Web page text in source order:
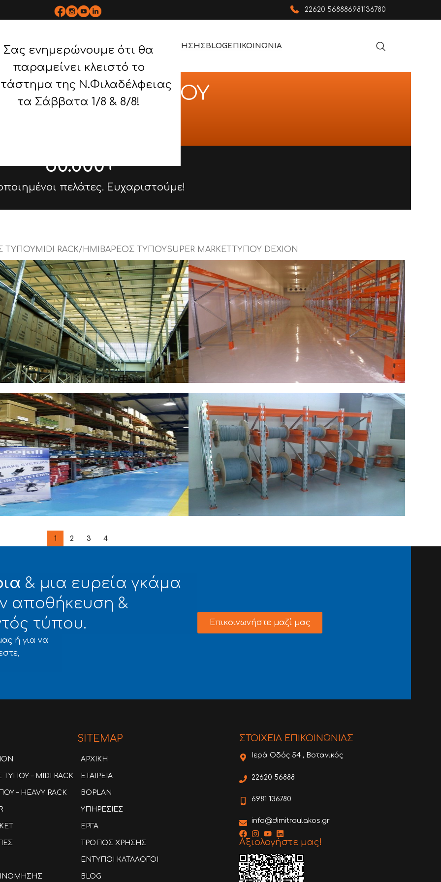
Σας ενημερώνουμε ότι θα
παραμείνει κλειστό το
της Ν.Φιλαδέλφειας
τα Σάββατα 1/8 & 8/8!
22620 568886981136780
BOPLANΥΠΗΡΕΣΙΕΣ ΕΡΓΑ ΤΡΟΠΟΣ ΧΡΗΣΗΣBLOGΕΠΙΚΟΙΝΩΝΙΑ
ΒΑΡΕΟΣ ΤΥΠΟΥ
πελάτες. Ευχαριστούμε!
50.000+
ΤΥΠΟΥ MIDI RACK/ΗΜΙΒΑΡΕΟΣ ΤΥΠΟΥSUPER MARKET ΤΥΠΟΥ DEXION
RACK/ΒΑΡΕΟΣ ΤΥΠΟΥ
Α.Ε. – ΕΜΠΟΡΙΟ ΟΙΚΙΑΚΟΥ
HEAVY RACK/ΒΑΡΕΟΣ ΤΥΠΟΥ
Ε.Γ. ΠΑΣΣΙΑΣ ΑΒΕΕ ΒΙΟΜΗΧΑΝΙΑ ΚΡΕΑΤΟΣ &
ΑΛΛΑΝΤΙΚΩΝ
RACK/ΒΑΡΕΟΣ ΤΥΠΟΥ
ΚΩΝ/ΝΟΣ ΚΑΙ ΣΙΑ Ο.Ε. ΠΑΠΠΑΣ ΕΥΣΤΑΘΙΟΣ & Σ.Ι.Α. Ο.Ε.
1 2 3 4
& μια ευρεία γκάμα
αποθήκευση &
τύπου.
ή για να
Επικοινωνήστε μαζί μας
– MIDI RACK
– HEAVY RACK
SITEMAP
ΑΡΧΙΚΗ
ΕΤΑΙΡΕΙΑ
BOPLAN
ΥΠΗΡΕΣΙΕΣ
ΕΡΓΑ
ΤΡΟΠΟΣ ΧΡΗΣΗΣ
ΕΝΤΥΠΟΙ ΚΑΤΑΛΟΓΟΙ
BLOG
ΣΤΟΙΧΕΙΑ ΕΠΙΚΟΙΝΩΝΙΑΣ
Ιερά Οδός 54 , Βοτανικός
22620 56888
6981 136780
info@dimitroulakos.gr
Αξιολογήστε μας!